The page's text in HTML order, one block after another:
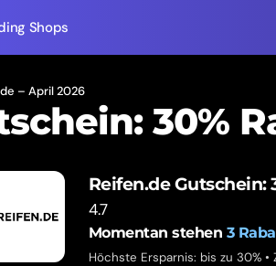
Shops
30%
– April 2026
Reifen.de Gutschein:
4.7
Momentan stehen 3
Höchste Ersparnis: bis zu 30%